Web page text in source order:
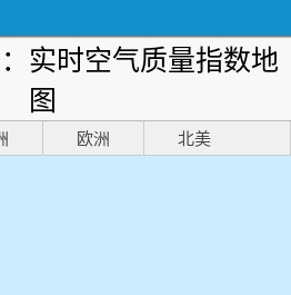
实时空气质量指数地
图
欧洲 北美